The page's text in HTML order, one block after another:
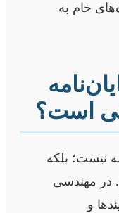
خام به
است؟
نیست؛ بلکه
مهندسی
و